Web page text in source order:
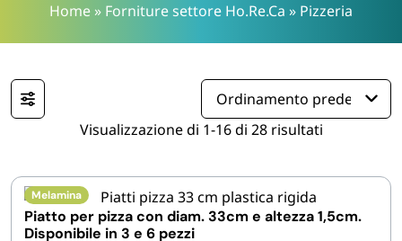
GIARDINO E ARREDO PER ESTERNO
IGIENE E PULIZIA
Personalizzazione Monouso
Home » Forniture settore Ho.Re.Ca » Pizzeria
Visualizzazione di 1-16 di 28 risultati
Melamina
Piatto per pizza con diam. 33cm e altezza 1,5cm.
Disponibile in 3 e 6 pezzi